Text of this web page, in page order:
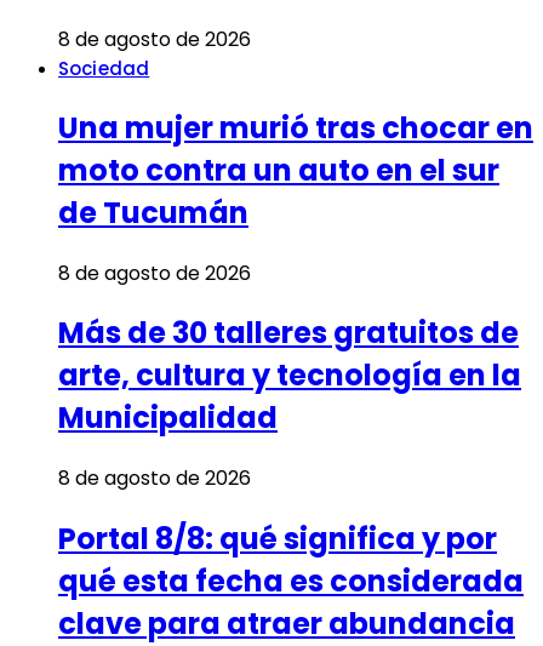
8 de agosto de 2026
Sociedad
Una mujer murió tras chocar en
moto contra un auto en el sur
de Tucumán
8 de agosto de 2026
Más de 30 talleres gratuitos de
arte, cultura y tecnología en la
Municipalidad
8 de agosto de 2026
Portal 8/8: qué significa y por
qué esta fecha es considerada
clave para atraer abundancia